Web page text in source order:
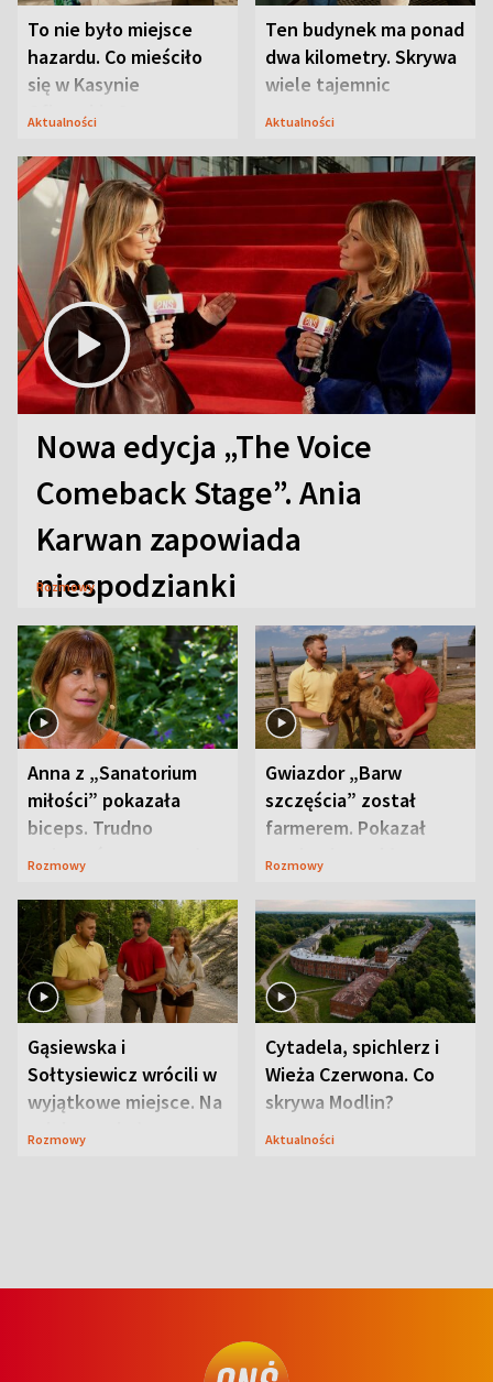
To nie było miejsce
hazardu. Co mieściło
się w Kasynie
Oficerskim?
Aktualności
Ten budynek ma ponad
dwa kilometry. Skrywa
wiele tajemnic
Aktualności
Nowa edycja „The Voice
Comeback Stage”. Ania
Karwan zapowiada
niespodzianki
Rozmowy
Anna z „Sanatorium
miłości” pokazała
biceps. Trudno
uwierzyć, co przeszła
Rozmowy
Gwiazdor „Barw
szczęścia” został
farmerem. Pokazał
swoje niezwykłe
Rozmowy
Gąsiewska i
Sołtysiewicz wrócili w
wyjątkowe miejsce. Na
szlaku czekał
Rozmowy
Cytadela, spichlerz i
Wieża Czerwona. Co
skrywa Modlin?
Aktualności